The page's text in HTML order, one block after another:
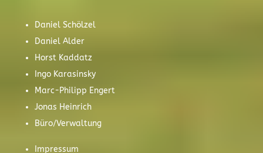
Daniel Schölzel
Daniel Alder
Horst Kaddatz
Ingo Karasinsky
Marc-Philipp Engert
Jonas Heinrich
Büro/Verwaltung
Impressum